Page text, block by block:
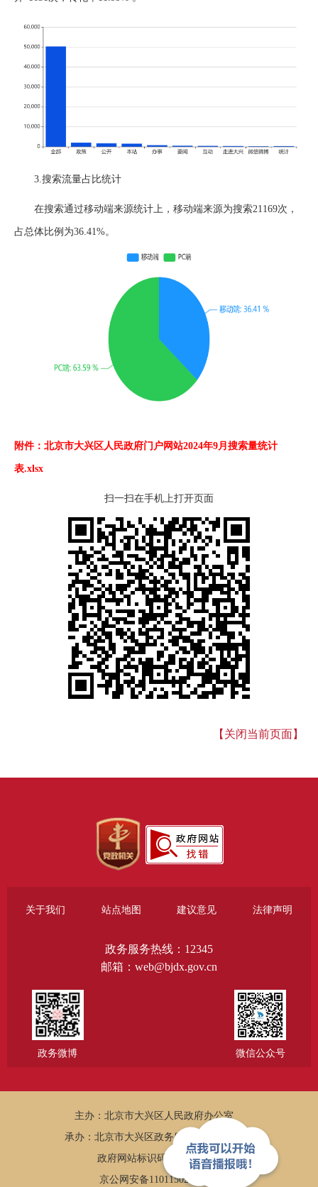
3.搜索流量占比统计
在搜索通过移动端来源统计上，移动端来源为搜索21169次，
占总体比例为36.41%。
附件：北京市大兴区人民政府门户网站2024年9月搜索量统计
表.xlsx
扫一扫在手机上打开页面
【关闭当前页面】
关于我们 站点地图 建议意见 法律声明
政务服务热线：12345
邮箱：web@bjdx.gov.cn
政务微博 微信公众号
主办：北京市大兴区人民政府办公室
承办：北京市大兴区政务服务和数据管理局
政府网站标识码：1101150005
京公网安备11011502002502